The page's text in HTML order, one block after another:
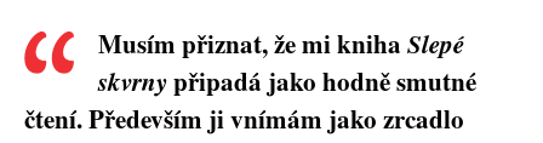
Musím přiznat, že mi kniha Slepé
skvrnypřipadá jako hodně smutné
čtení. Především ji vnímám jako zrcadlo